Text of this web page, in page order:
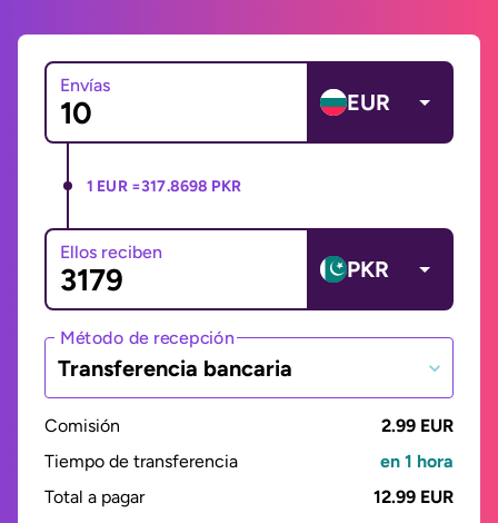
Envías
EUR
1 EUR =317.8698 PKR
Ellos reciben
PKR
Método de recepción
Transferencia bancaria
Comisión
2.99 EUR
Tiempo de transferencia
en 1 hora
Total a pagar
12.99 EUR